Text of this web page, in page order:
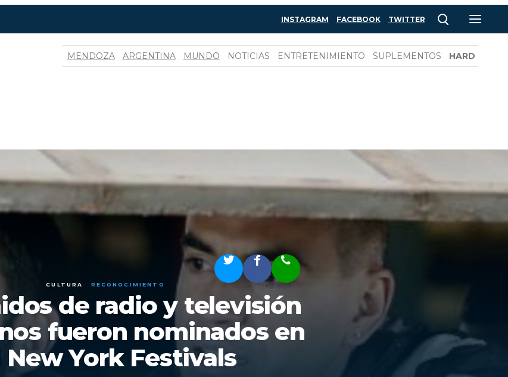
INSTAGRAM FACEBOOK TWITTER
MENDOZA ARGENTINA MUNDO NOTICIAS ENTRETENIMIENTO SUPLEMENTOS HARD
CULTURA RECONOCIMIENTO
de radio y televisión
fueron nominados en
New York Festivals